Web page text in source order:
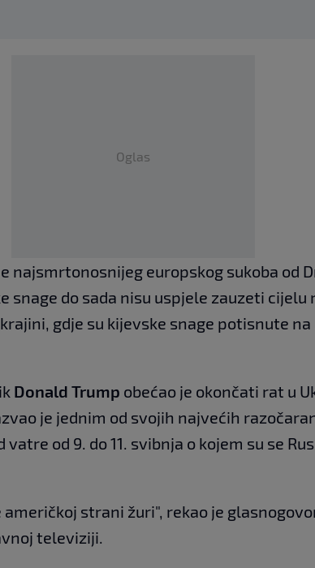
Oglas
najsmrtonosnijeg europskog sukoba od
snage do sada nisu uspjele zauzeti cijelu
gdje su kijevske snage potisnute
Donald Trump obećao je okončati rat u
je jednim od svojih najvećih
od 9. do 11. svibnja o kojem su se
američkoj strani žuri", rekao je
televiziji.